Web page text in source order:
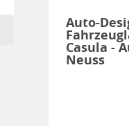
Auto-
Casula -
Neuss